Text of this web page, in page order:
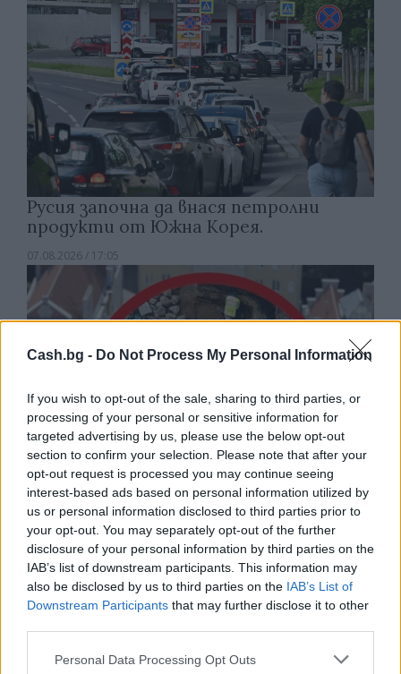
Cash.bg - Do Not Process My Personal Information
If you wish to opt-out of the sale, sharing to third parties, or
processing of your personal or sensitive information for
targeted advertising by us, please use the below opt-out
section to confirm your selection. Please note that after your
opt-out request is processed you may continue seeing
interest-based ads based on personal information utilized by
us or personal information disclosed to third parties prior to
your opt-out. You may separately opt-out of the further
disclosure of your personal information by third parties on the
IAB’s list of downstream participants. This information may
also be disclosed by us to third parties on the IAB’s List of
Downstream Participants that may further disclose it to other
Personal Data Processing Opt Outs
Русия започна да внася петролни
продукти от Южна Корея.
07.08.2026 / 17:05
Древен храм на почти 900 години
откриха под кафене за сладолед в
Полша
07.08.2026 / 16:00